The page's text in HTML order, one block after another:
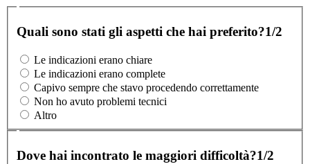
Quali sono stati gli aspetti che hai preferito?1/2
Le indicazioni erano chiare
Le indicazioni erano complete
Capivo sempre che stavo procedendo correttamente
Non ho avuto problemi tecnici
Altro
Dove hai incontrato le maggiori difficoltà?1/2